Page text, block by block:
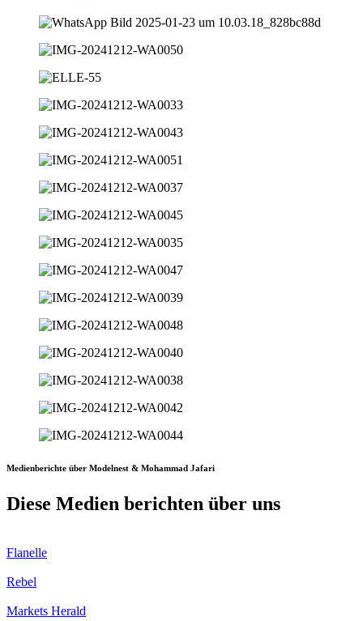
Medienberichte über Modelnest & Mohammad Jafari
Diese Medien berichten über uns
Flanelle
Rebel
Markets Herald